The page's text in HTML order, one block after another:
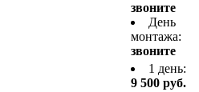
звоните
День
монтажа:
звоните
1 день:
9 500 руб.